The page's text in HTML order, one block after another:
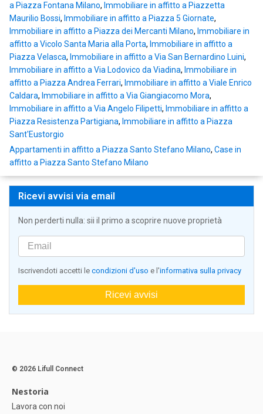
a Piazza Fontana Milano, Immobiliare in affitto a Piazzetta
Maurilio Bossi, Immobiliare in affitto a Piazza 5 Giornate,
Immobiliare in affitto a Piazza dei Mercanti Milano, Immobiliare in
affitto a Vicolo Santa Maria alla Porta, Immobiliare in affitto a
Piazza Velasca, Immobiliare in affitto a Via San Bernardino Luini,
Immobiliare in affitto a Via Lodovico da Viadina, Immobiliare in
affitto a Piazza Andrea Ferrari, Immobiliare in affitto a Viale Enrico
Caldara, Immobiliare in affitto a Via Giangiacomo Mora,
Immobiliare in affitto a Via Angelo Filipetti, Immobiliare in affitto a
Piazza Resistenza Partigiana, Immobiliare in affitto a Piazza
Sant'Eustorgio
Appartamenti in affitto a Piazza Santo Stefano Milano, Case in
affitto a Piazza Santo Stefano Milano
Ricevi avvisi via email
Non perderti nulla: sii il primo a scoprire nuove proprietà
Iscrivendoti accetti le condizioni d'uso e l'informativa sulla privacy
Ricevi avvisi
© 2026 Lifull Connect
Nestoria
Lavora con noi